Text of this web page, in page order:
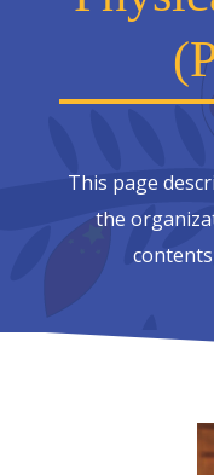
This page
the